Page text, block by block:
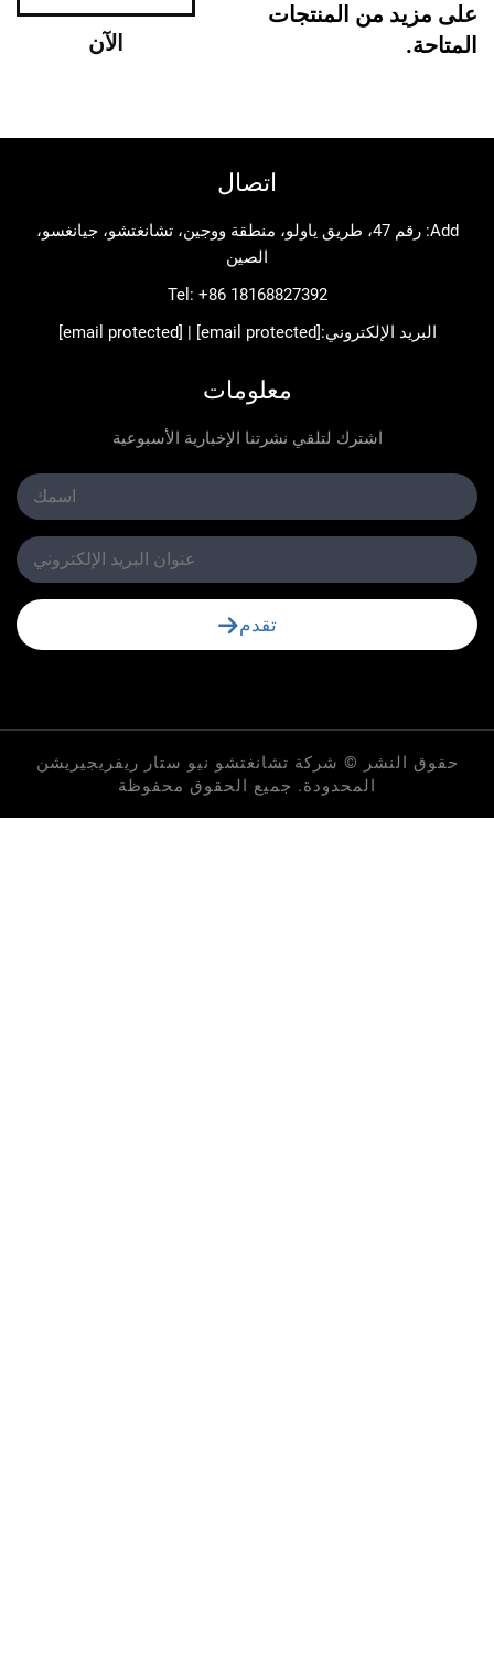
من المنتجات
Add: رقم 47، طريق ياولو، منطقة ووجين، تشانغتشو، جيانغسو،
Tel:+86 18168827392
الإلكتروني:[email protected]
|
[email protected]
معلومات
اشترك لتلقي نشرتنا الإخبارية الأسبوعية
© شركة تشانغتشو نيو ستار ريفريجيريشن
المحدودة. جميع الحقوق محفوظة